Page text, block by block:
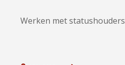
Werken met statushouders